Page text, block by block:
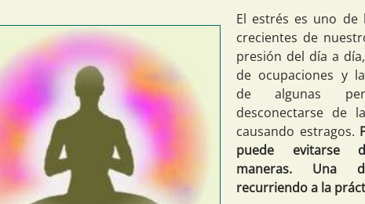
El estrés es uno de
crecientes de
presión del día a
de ocupaciones y
de algunas
desconectarse de
causando estragos.
puede evitarse
maneras. Una
recurriendo a la